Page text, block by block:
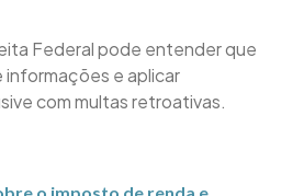
Federal pode entender que
informações e aplicar
com multas retroativas.
o imposto de renda e